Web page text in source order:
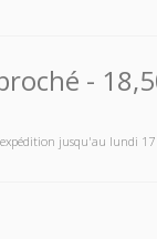
-
jusqu'au lundi